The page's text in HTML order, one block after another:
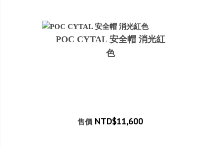
POC CYTAL 安全帽 消光紅
色
售價 NTD$11,600